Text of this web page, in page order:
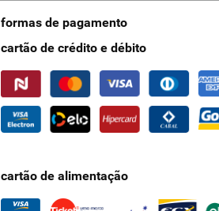
formas de pagamento
cartão de crédito e débito
cartão de alimentação